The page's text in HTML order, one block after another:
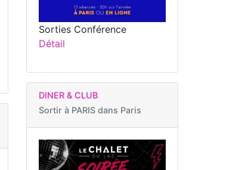
Sorties Conférence
Détail
DINER & CLUB
Sortir à PARIS dans Paris